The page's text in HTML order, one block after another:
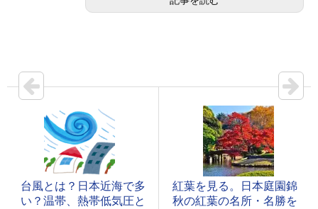
台風とは？日本近海で多
い？温帯、熱帯低気圧と
紅葉を見る。日本庭園錦
秋の紅葉の名所・名勝を